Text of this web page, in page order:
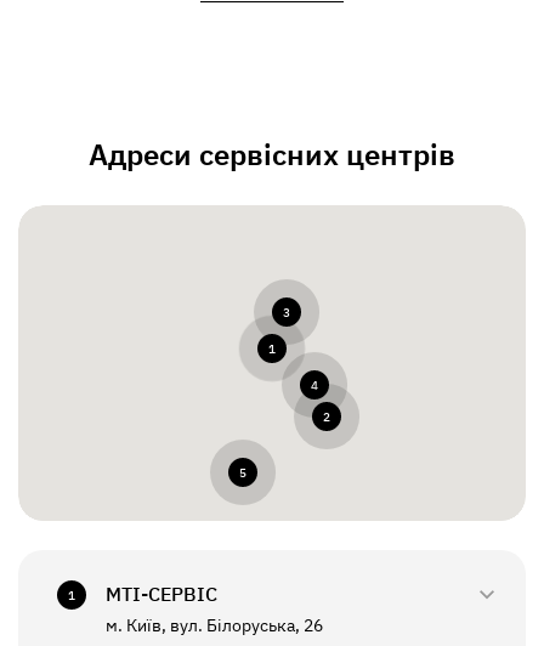
Адреси сервісних центрів
1
2
3
4
5
1 МТI-СЕРВІС
м. Київ, вул. Білоруська, 26